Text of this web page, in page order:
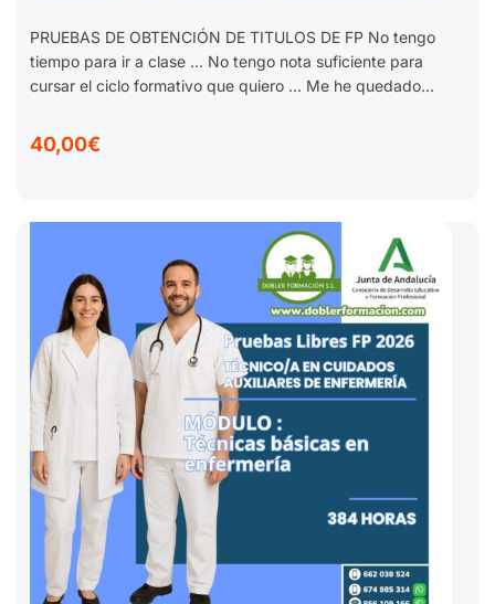
PRUEBAS DE OBTENCIÓN DE TITULOS DE FP No tengo
tiempo para ir a clase … No tengo nota suficiente para
cursar el ciclo formativo que quiero … Me he quedado...
40,00€